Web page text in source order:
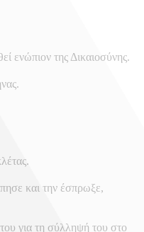
ενώπιον της Δικαιοσύνης.
και την έσπρωξε,
για τη σύλληψή του στο